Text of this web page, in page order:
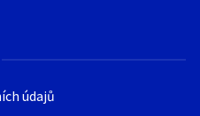
údajů